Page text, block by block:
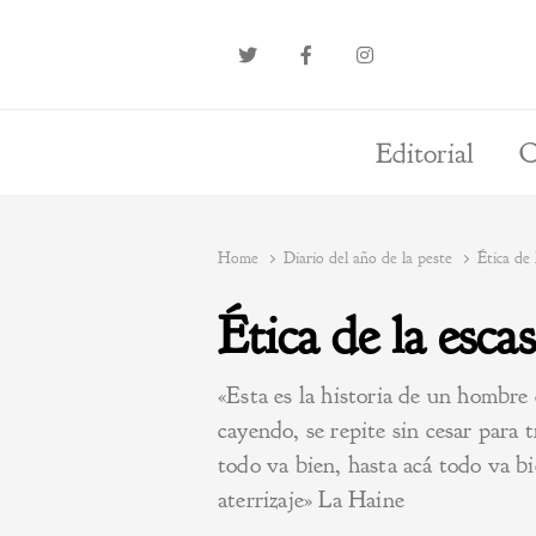
Editorial
Home Diario del año de la peste Ética de
Ética de la
«Esta es la historia de un
cayendo, se repite sin cesar para
todo va bien, hasta acá todo va
aterrizaje» La Haine